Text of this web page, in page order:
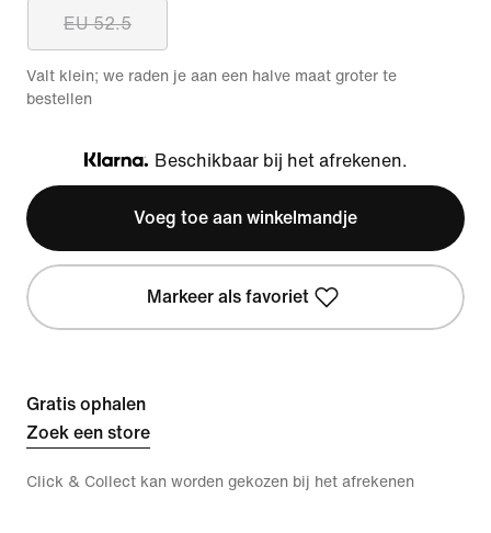
EU 52.5
Valt klein; we raden je aan een halve maat groter te
bestellen
Klarna
Beschikbaar bij het afrekenen.
Voeg toe aan winkelmandje
Markeer als favoriet
Gratis ophalen
Zoek een store
Click & Collect kan worden gekozen bij het afrekenen